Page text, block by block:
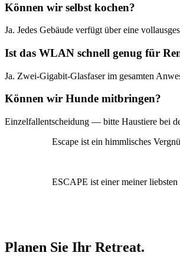
Können wir selbst kochen?
Ja. Jedes Gebäude verfügt über eine
Ist das WLAN schnell genug für
Ja. Zwei-Gigabit-Glasfaser im gesamten
Können wir Hunde mitbringen?
Einzelfallentscheidung — bitte Haustiere bei
Escape ist ein himmlisches
ESCAPE ist einer meiner
Planen Sie Ihr Retreat.